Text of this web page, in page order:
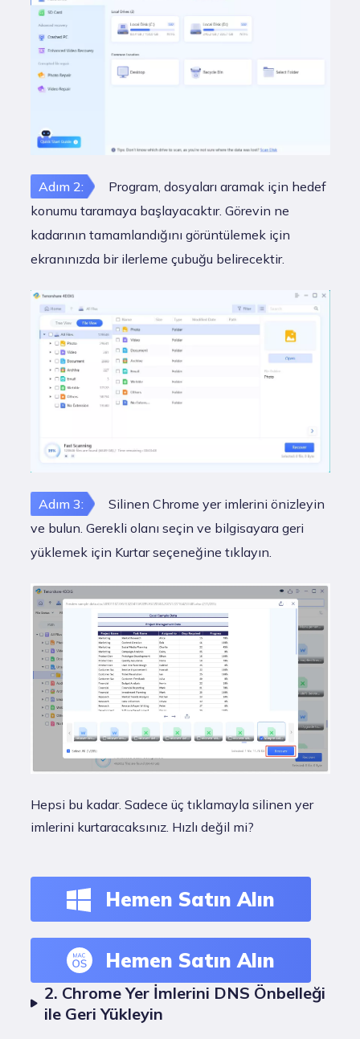
Adım 2:
Program, dosyaları aramak için hedef
konumu taramaya başlayacaktır. Görevin ne
kadarının tamamlandığını görüntülemek için
ekranınızda bir ilerleme çubuğu belirecektir.
Adım 3:
Silinen Chrome yer imlerini önizleyin
ve bulun. Gerekli olanı seçin ve bilgisayara geri
yüklemek için Kurtar seçeneğine tıklayın.
Hepsi bu kadar. Sadece üç tıklamayla silinen yer
imlerini kurtaracaksınız. Hızlı değil mi?
Hemen Satın Alın
Hemen Satın Alın
2. Chrome Yer İmlerini DNS Önbelleği
ile Geri Yükleyin